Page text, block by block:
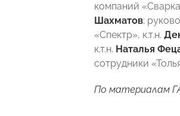
компаний
Шахматов;
«Спектр», к.т.н.
к.т.н. Наталья
сотрудники
По материалам